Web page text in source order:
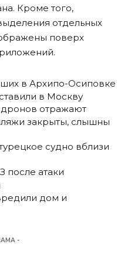
Кроме того,
отдельных
поверх
в Архипо-Осиповке
в Москву
отражают
закрыты, слышны
судно вблизи
атаки
дом и
-